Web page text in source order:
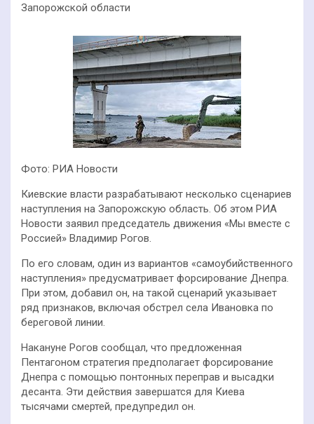
Запорожской области
Фото: РИА Новости
Киевские власти разрабатывают несколько сценариев
наступления на Запорожскую область. Об этом РИА
Новости заявил председатель движения «Мы вместе с
Россией» Владимир Рогов.
По его словам, один из вариантов «самоубийственного
наступления» предусматривает форсирование Днепра.
При этом, добавил он, на такой сценарий указывает
ряд признаков, включая обстрел села Ивановка по
береговой линии.
Накануне Рогов сообщал, что предложенная
Пентагоном стратегия предполагает форсирование
Днепра с помощью понтонных переправ и высадки
десанта. Эти действия завершатся для Киева
тысячами смертей, предупредил он.